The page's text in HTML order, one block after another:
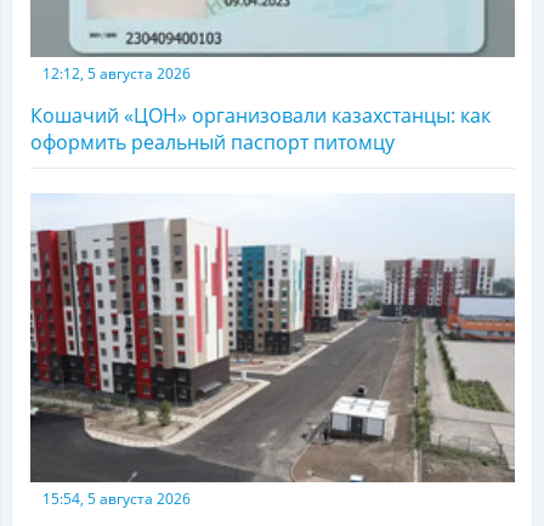
12:12, 5 августа 2026
Кошачий «ЦОН» организовали казахстанцы: как
оформить реальный паспорт питомцу
15:54, 5 августа 2026